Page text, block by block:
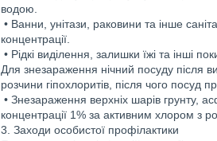
водою.
• Ванни, унітази, раковини та інше
концентрації.
• Рідкі виділення, залишки їжі та інші
Для знезараження нічний посуду після
розчини гіпохлоритів, після чого посуд
• Знезараження верхніх шарів грунту,
концентрації 1% за активним хлором з
3. Заходи особистої профілактики